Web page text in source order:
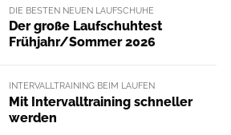
DIE BESTEN NEUEN LAUFSCHUHE
Der große Laufschuhtest
Frühjahr/Sommer 2026
INTERVALLTRAINING BEIM LAUFEN
Mit Intervalltraining schneller
werden